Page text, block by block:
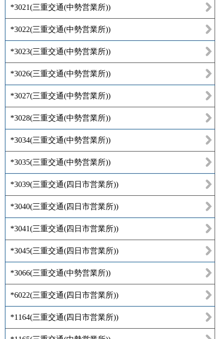
*3021(三重交通(中勢営業所))
*3022(三重交通(中勢営業所))
*3023(三重交通(中勢営業所))
*3026(三重交通(中勢営業所))
*3027(三重交通(中勢営業所))
*3028(三重交通(中勢営業所))
*3034(三重交通(中勢営業所))
*3035(三重交通(中勢営業所))
*3039(三重交通(四日市営業所))
*3040(三重交通(四日市営業所))
*3041(三重交通(四日市営業所))
*3045(三重交通(四日市営業所))
*3066(三重交通(中勢営業所))
*6022(三重交通(四日市営業所))
*1164(三重交通(四日市営業所))